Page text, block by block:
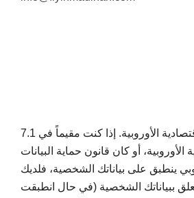
7.1 سكان المنطقة الاقتصادية الأوروبية. إذا كنت مقيماً في
الأوروبية، أو كان قانون حماية البيانات
ينطبق على بياناتك الشخصية، فلديك
ببياناتك الشخصية (في حال انطبقت